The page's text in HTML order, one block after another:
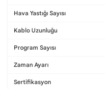
Hava Yastığı Sayısı
Kablo Uzunluğu
Program Sayısı
Zaman Ayarı
Sertifikasyon